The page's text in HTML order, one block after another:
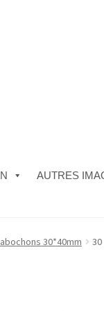
AUTRES
#5610 (pas de titre)
30*40mm 30